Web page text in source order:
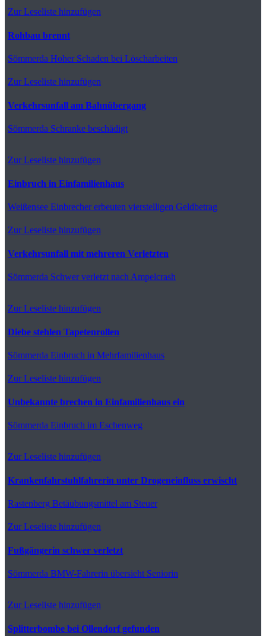
Zur Leseliste hinzufügen
Rohbau brennt
Sömmerda Hoher Schaden bei Löscharbeiten
Zur Leseliste hinzufügen
Verkehrsunfall am Bahnübergang
Sömmerda Schranke beschädigt
Zur Leseliste hinzufügen
Einbruch in Einfamilienhaus
Weißensee Einbrecher erbeuten vierstelligen Geldbetrag
Zur Leseliste hinzufügen
Verkehrsunfall mit mehreren Verletzten
Sömmerda Schwer verletzt nach Ampelcrash
Zur Leseliste hinzufügen
Diebe stehlen Tapetenrollen
Sömmerda Einbruch in Mehrfamilienhaus
Zur Leseliste hinzufügen
Unbekannte brechen in Einfamilienhaus ein
Sömmerda Einbruch im Eschenweg
Zur Leseliste hinzufügen
Krankenfahrstuhlfahrerin unter Drogeneinfluss erwischt
Rastenberg Betäubungsmittel am Steuer
Zur Leseliste hinzufügen
Fußgängerin schwer verletzt
Sömmerda BMW-Fahrerin übersieht Seniorin
Zur Leseliste hinzufügen
Splitterbombe bei Ollendorf gefunden